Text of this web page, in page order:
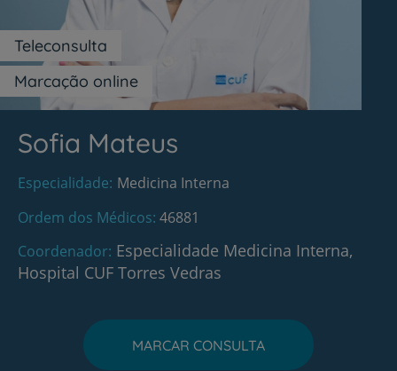
Marcação online
Teleconsulta
Sofia Mateus
Especialidade Medicina Interna
Ordem dos Médicos 46881
Coordenador Especialidade Medicina Interna,
Hospital CUF Torres Vedras
MARCAR CONSULTA